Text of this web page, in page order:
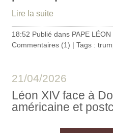
Lire la suite
18:52 Publié dans PAPE LÉON
Commentaires (1) | Tags :
21/04/2026
Léon XIV face à
américaine et